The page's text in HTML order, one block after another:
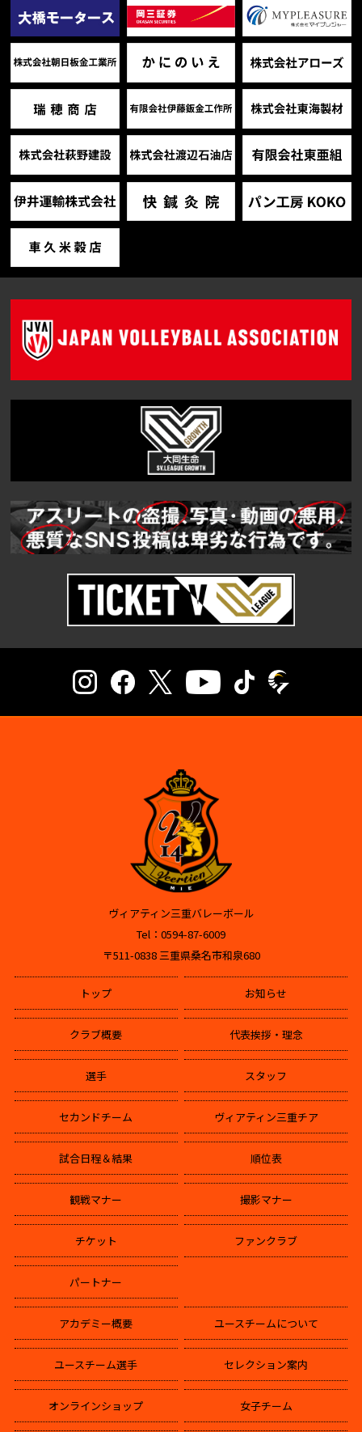
ヴィアティン三重バレーボール
Tel：0594-87-6009
〒511-0838 三重県桑名市和泉680
トップ お知らせ
クラブ概要 代表挨拶・理念
選手 スタッフ
セカンドチーム ヴィアティン三重チア
試合日程＆結果 順位表
観戦マナー 撮影マナー
チケット ファンクラブ
パートナー
アカデミー概要 ユースチームについて
ユースチーム選手 セレクション案内
オンラインショップ 女子チーム